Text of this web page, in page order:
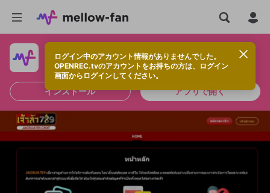
ログイン中のアカウント情報がありませんでした。
OPENREC.tvのアカウントをお持ちの方は、ログイン
画面からログインしてください。
快適に視聴するなら、アプリをインストールしよう！
インストール アプリで開く